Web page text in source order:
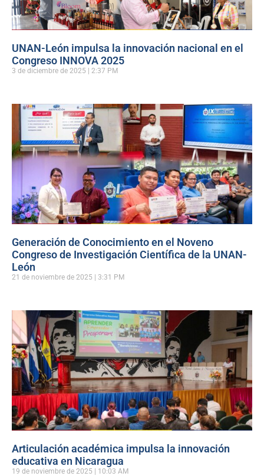
UNAN-León impulsa la innovación nacional en el
Congreso INNOVA 2025
3 de diciembre de 2025 2:37 PM
Generación de Conocimiento en el Noveno
Congreso de Investigación Científica de la UNAN-
León
21 de noviembre de 2025 3:31 PM
Articulación académica impulsa la innovación
educativa en Nicaragua
19 de noviembre de 2025 10:03 AM